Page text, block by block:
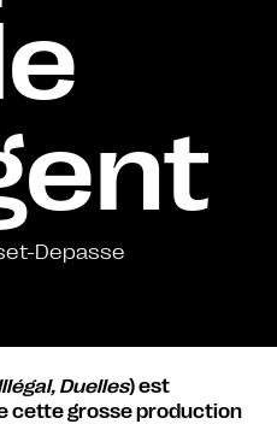
Depasse
Duelles) est
cette grosse production